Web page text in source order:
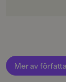
men de
hjärtat att
Mer av